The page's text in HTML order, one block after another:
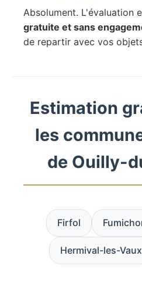
Absolument. L'évaluation
gratuite et sans
de repartir avec vos
Estimation
les
de Ouilly-
Firfol
Hermival-les-Vaux